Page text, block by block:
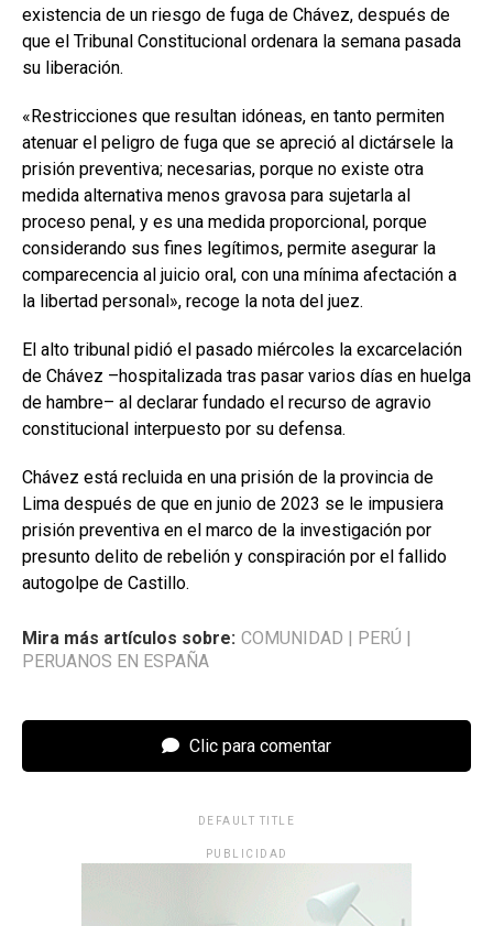
existencia de un riesgo de fuga de Chávez, después de
que el Tribunal Constitucional ordenara la semana pasada
su liberación.
«Restricciones que resultan idóneas, en tanto permiten
atenuar el peligro de fuga que se apreció al dictársele la
prisión preventiva; necesarias, porque no existe otra
medida alternativa menos gravosa para sujetarla al
proceso penal, y es una medida proporcional, porque
considerando sus fines legítimos, permite asegurar la
comparecencia al juicio oral, con una mínima afectación a
la libertad personal», recoge la nota del juez.
El alto tribunal pidió el pasado miércoles la excarcelación
de Chávez –hospitalizada tras pasar varios días en huelga
de hambre– al declarar fundado el recurso de agravio
constitucional interpuesto por su defensa.
Chávez está recluida en una prisión de la provincia de
Lima después de que en junio de 2023 se le impusiera
prisión preventiva en el marco de la investigación por
presunto delito de rebelión y conspiración por el fallido
autogolpe de Castillo.
Mira más artículos sobre: COMUNIDAD | PERÚ |
PERUANOS EN ESPAÑA
Clic para comentar
DEFAULT TITLE
PUBLICIDAD